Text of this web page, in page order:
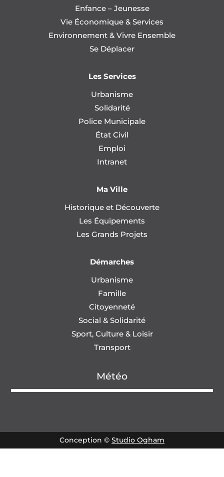
Enfance – Jeunesse
Vie Économique & Services
Environnement & Vivre Ensemble
Se Déplacer
Les Services
Urbanisme
Solidarité
Police Municipale
État Civil
Emploi
Intranet
Ma Ville
Historique et Découverte
Les Équipements
Les Grands Projets
Démarches
Urbanisme
Famille
Citoyenneté
Social & Solidarité
Sport, Culture & Loisir
Transport
Météo
Conception © Studio Ogham